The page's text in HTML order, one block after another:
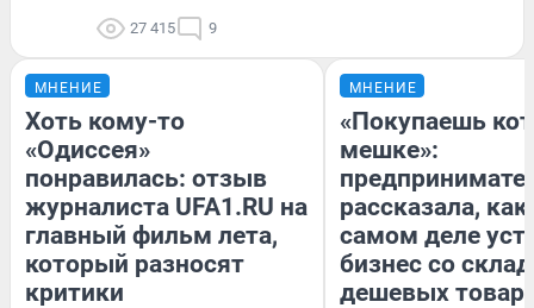
27 415 9
МНЕНИЕ
Хоть кому-то
«Одиссея»
понравилась: отзыв
журналиста UFA1.RU на
главный фильм лета,
который разносят
критики
МНЕНИЕ
«Покупаешь
мешке»:
рассказала, как
самом деле
бизнес со
дешевых